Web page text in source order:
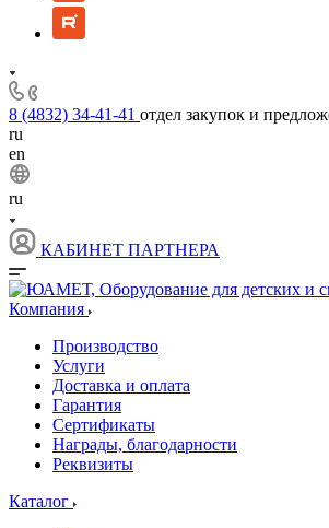
8 (4832) 34-41-41 отдел закупок и
ru
en
ru
КАБИНЕТ ПАРТНЕРА
Компания
Производство
Услуги
Доставка и оплата
Гарантия
Сертификаты
Награды, благодарности
Реквизиты
Каталог